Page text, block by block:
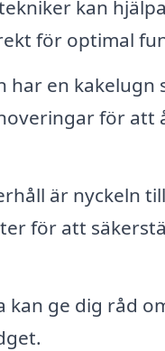
kan
för optimal
har en
för att
är nyckeln
för att
kan ge dig råd